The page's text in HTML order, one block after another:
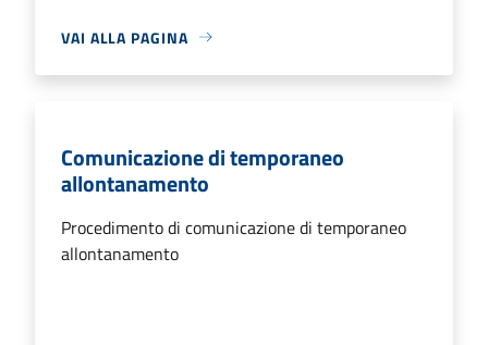
VAI ALLA PAGINA
Comunicazione di temporaneo
allontanamento
Procedimento di comunicazione di temporaneo
allontanamento